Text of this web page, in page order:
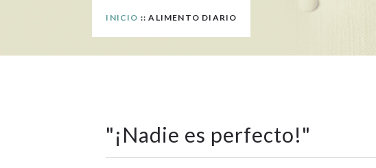
INICIO :: ALIMENTO DIARIO
"¡Nadie es perfecto!"